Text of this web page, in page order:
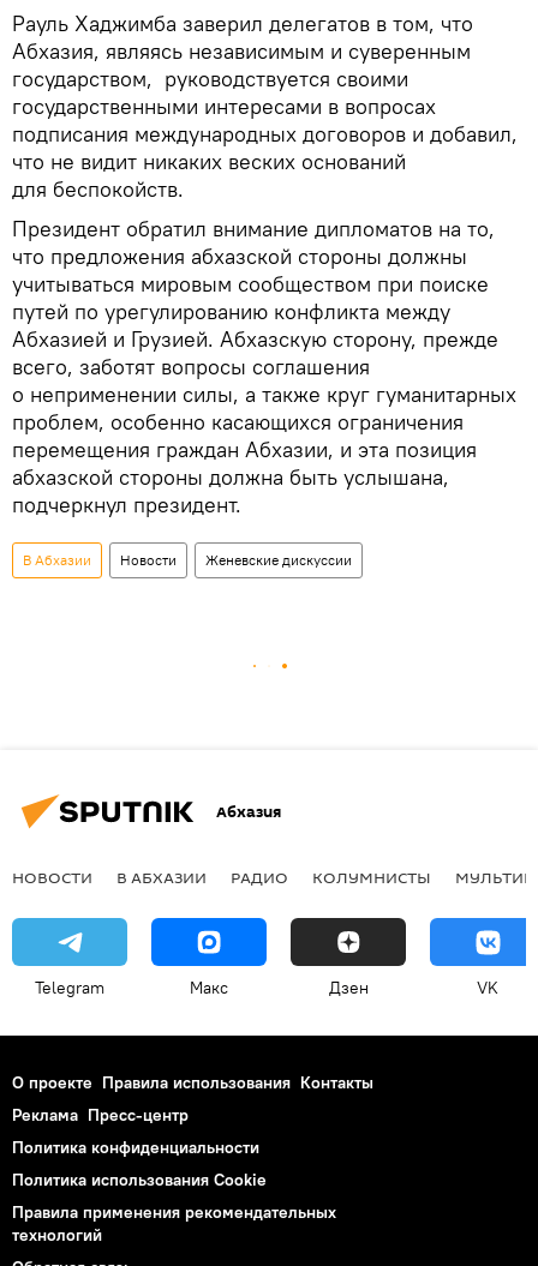
Рауль Хаджимба заверил делегатов в том, что
Абхазия, являясь независимым и суверенным
государством, руководствуется своими
государственными интересами в вопросах
подписания международных договоров и добавил,
что не видит никаких веских оснований
для беспокойств.
Президент обратил внимание дипломатов на то,
что предложения абхазской стороны должны
учитываться мировым сообществом при поиске
путей по урегулированию конфликта между
Абхазией и Грузией. Абхазскую сторону, прежде
всего, заботят вопросы соглашения
о неприменении силы, а также круг гуманитарных
проблем, особенно касающихся ограничения
перемещения граждан Абхазии, и эта позиция
абхазской стороны должна быть услышана,
подчеркнул президент.
В Абхазии Новости Женевские дискуссии
Абхазия
НОВОСТИ В АБХАЗИИ РАДИО КОЛУМНИСТЫ
Telegram Макс Дзен VK
О проекте Правила использования Контакты
Реклама Пресс-центр
Политика конфиденциальности
Политика использования Cookie
Правила применения рекомендательных
технологий